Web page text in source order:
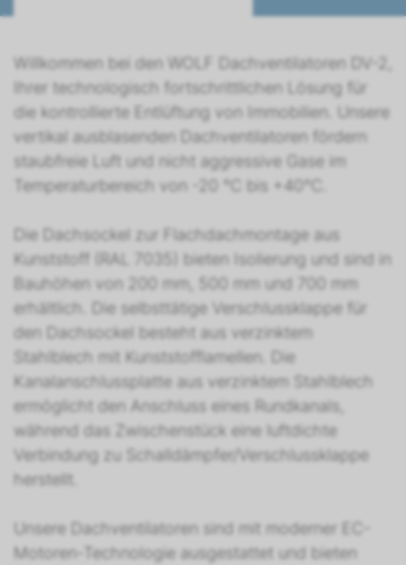
Willkommen bei den WOLF Dachventilatoren DV-2,
Ihrer technologisch fortschrittlichen Lösung für
die kontrollierte Entlüftung von Immobilien. Unsere
vertikal ausblasenden Dachventilatoren fördern
staubfreie Luft und nicht aggressive Gase im
Temperaturbereich von -20 °C bis +40°C.
Die Dachsockel zur Flachdachmontage aus
Kunststoff (RAL 7035) bieten Isolierung und sind in
Bauhöhen von 200 mm, 500 mm und 700 mm
erhältlich. Die selbsttätige Verschlussklappe für
den Dachsockel besteht aus verzinktem
Stahlblech mit Kunststofflamellen. Die
Kanalanschlussplatte aus verzinktem Stahlblech
ermöglicht den Anschluss eines Rundkanals,
während das Zwischenstück eine luftdichte
Verbindung zu Schalldämpfer/Verschlussklappe
herstellt.
Unsere Dachventilatoren sind mit moderner EC-
Motoren-Technologie ausgestattet und bieten